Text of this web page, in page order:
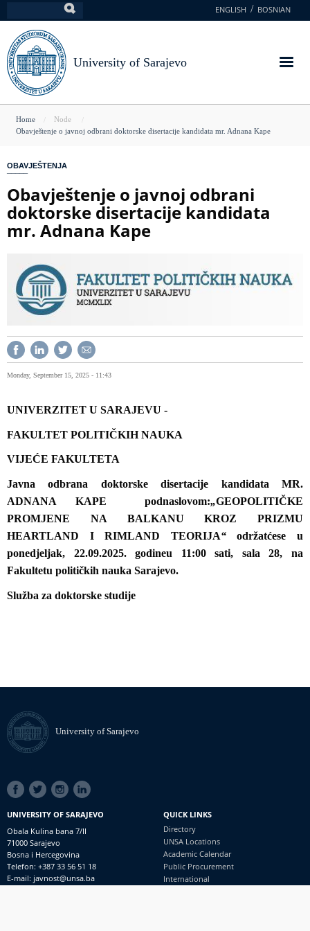
to
main
content
ENGLISH BOSNIAN
University of Sarajevo
You
here
Home
Node
Obavještenje o javnoj odbrani doktorske disertacije kandidata mr. Adnana Kape
OBAVJEŠTENJA
Obavještenje o javnoj odbrani
doktorske disertacije kandidata
mr. Adnana Kape
Monday, September 15, 2025 - 11:43
UNIVERZITET U SARAJEVU -
FAKULTET POLITIČKIH NAUKA
VIJEĆE FAKULTETA
Javna odbrana doktorske disertacije kandidata MR.
ADNANA KAPE
podnaslovom:„GEOPOLITIČKE
PROMJENE NA BALKANU KROZ PRIZMU
HEARTLAND I RIMLAND TEORIJA“održatćese u
ponedjeljak, 22.09.2025.godineu 11:00sati, sala 28, na
Fakultetu političkih nauka Sarajevo.
Služba za doktorske studije
University of Sarajevo
SOCIAL
LINKS
UNIVERSITY OF SARAJEVO
Obala Kulina bana 7/II
71000 Sarajevo
Bosna i Hercegovina
Telefon: +387 33 56 51 18
E-mail: javnost@unsa.ba
QUICK LINKS
Directory
UNSA Locations
Academic Calendar
Public Procurement
International